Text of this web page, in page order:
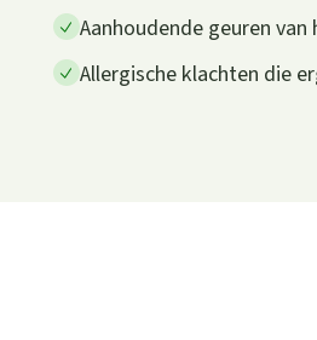
Aanhoudende geuren
Allergische klachten die